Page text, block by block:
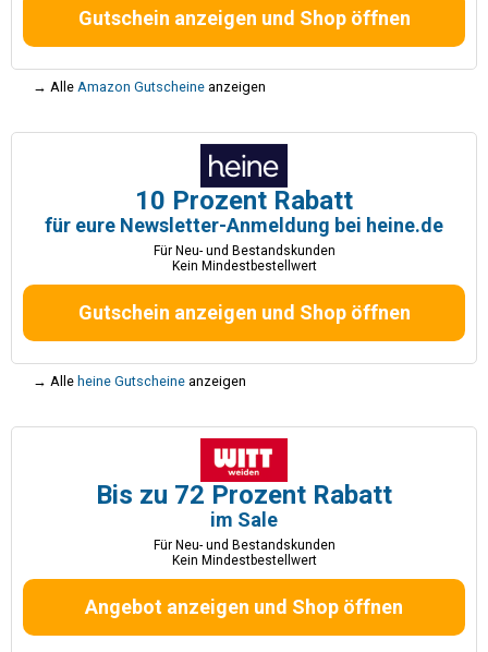
Gutschein anzeigen und Shop öffnen
→ Alle Amazon Gutscheine anzeigen
10 Prozent Rabatt
für eure Newsletter-Anmeldung bei heine.de
Für Neu- und Bestandskunden
Kein Mindestbestellwert
Gutschein anzeigen und Shop öffnen
→ Alle heine Gutscheine anzeigen
Bis zu 72 Prozent Rabatt
im Sale
Für Neu- und Bestandskunden
Kein Mindestbestellwert
Angebot anzeigen und Shop öffnen